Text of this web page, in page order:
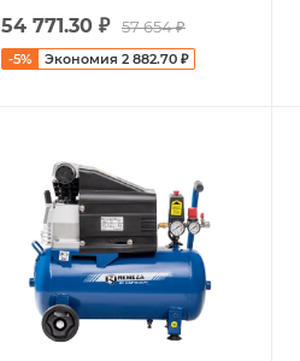
54 771.30 ₽ 57 654₽
-5% Экономия 2 882.70 ₽